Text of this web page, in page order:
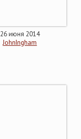
26 июня 2014
JohnIngham